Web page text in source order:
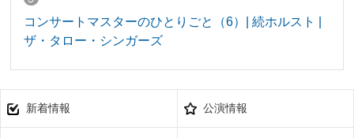
コンサートマスターのひとりごと（6）| 続ホルスト |
ザ・タロー・シンガーズ
新着情報 公演情報